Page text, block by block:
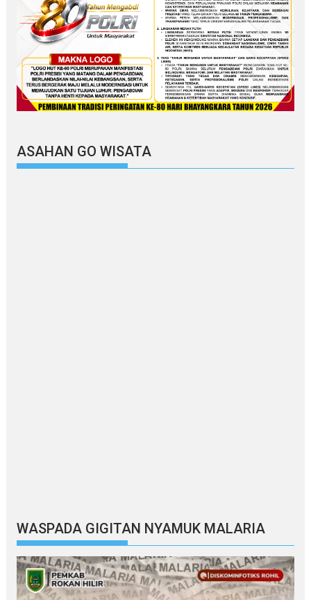
ASAHAN GO WISATA
WASPADA GIGITAN NYAMUK MALARIA